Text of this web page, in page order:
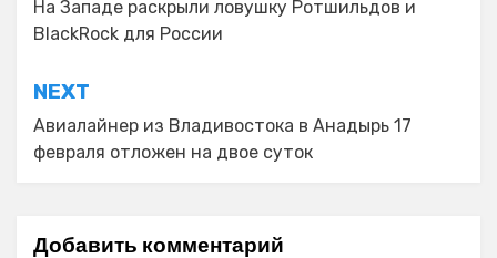
по
записям
На Западе раскрыли ловушку Ротшильдов и
BlackRock для России
NEXT
Авиалайнер из Владивостока в Анадырь 17
февраля отложен на двое суток
Добавить комментарий